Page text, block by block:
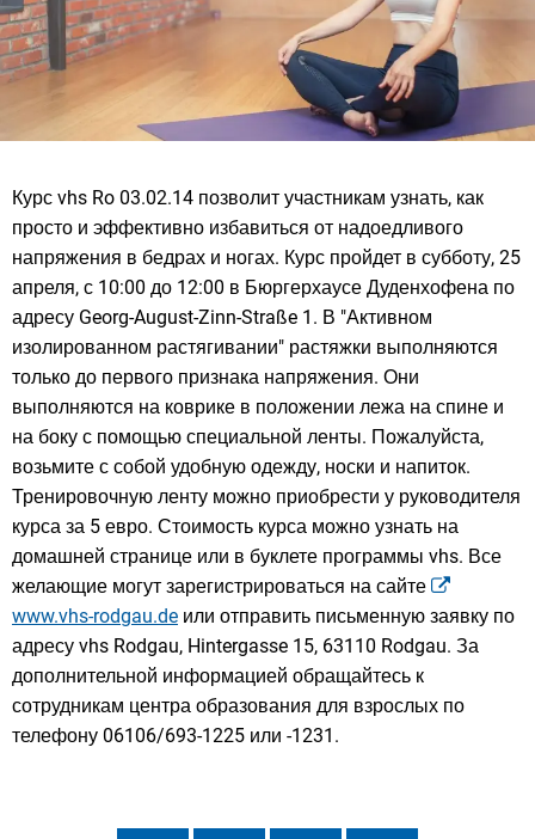
Курс vhs Ro 03.02.14 позволит участникам узнать, как
просто и эффективно избавиться от надоедливого
напряжения в бедрах и ногах. Курс пройдет в субботу, 25
апреля, с 10:00 до 12:00 в Бюргерхаусе Дуденхофена по
адресу Georg-August-Zinn-Straße 1. В "Активном
изолированном растягивании" растяжки выполняются
только до первого признака напряжения. Они
выполняются на коврике в положении лежа на спине и
на боку с помощью специальной ленты. Пожалуйста,
возьмите с собой удобную одежду, носки и напиток.
Тренировочную ленту можно приобрести у руководителя
курса за 5 евро. Стоимость курса можно узнать на
домашней странице или в буклете программы vhs. Все
желающие могут зарегистрироваться на сайте
www.vhs-rodgau.de или отправить письменную заявку по
адресу vhs Rodgau, Hintergasse 15, 63110 Rodgau. За
дополнительной информацией обращайтесь к
сотрудникам центра образования для взрослых по
телефону 06106/693-1225 или -1231.